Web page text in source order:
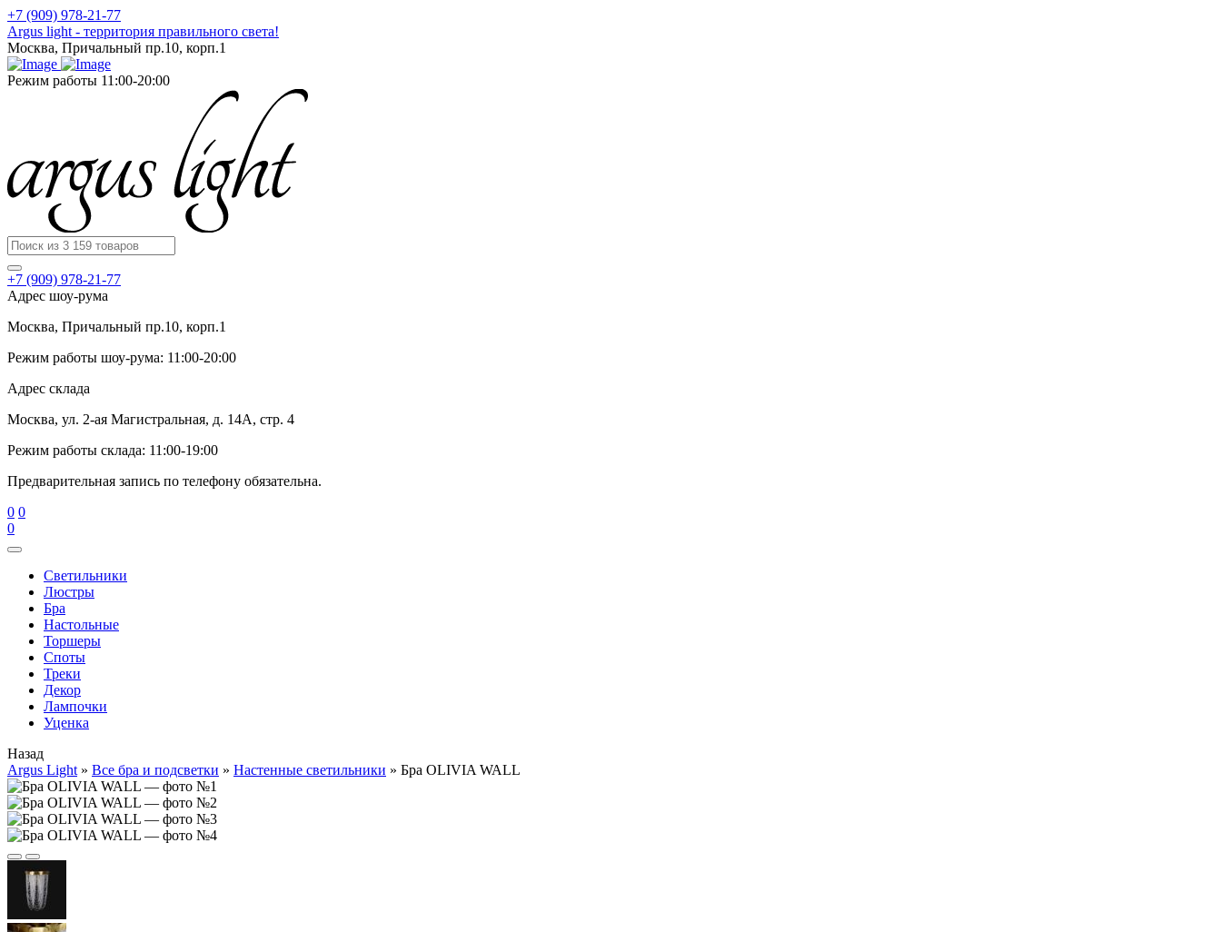
+7 (909) 978-21-77
Argus light - территория правильного света!
Москва, Причальный пр.10, корп.1
Режим работы 11:00-20:00
+7 (909) 978-21-77
Адрес шоу-рума
Москва, Причальный пр.10, корп.1
Режим работы шоу-рума: 11:00-20:00
Адрес склада
Москва, ул. 2-ая Магистральная, д. 14А, стр. 4
Режим работы склада: 11:00-19:00
Предварительная запись по телефону обязательна.
0 0
0
Cветильники
Люстры
Бра
Настольные
Торшеры
Споты
Треки
Декор
Лампочки
Уценка
Назад
Argus Light » Все бра и подсветки » Настенные светильники » Бра OLIVIA WALL